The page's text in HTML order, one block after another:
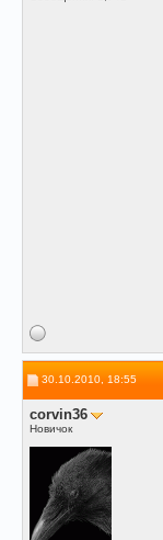
30.10.2010, 18:55
corvin36
Новичок